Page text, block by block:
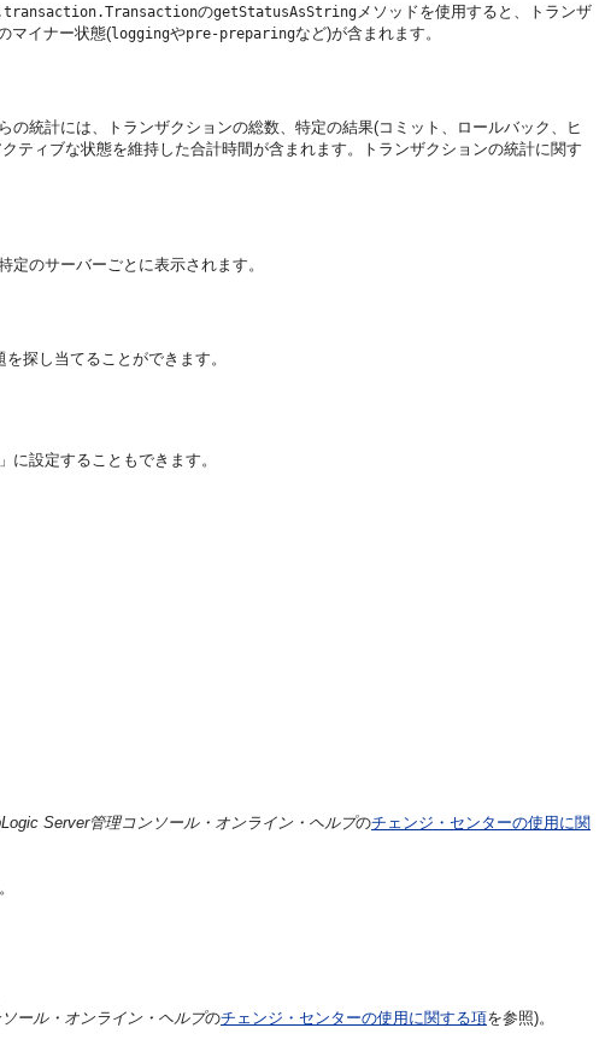
のgetStatusAsString メソッドを使用すると、トランザ
マイナー状態(loggingやpre-preparingなど)が含まれます。
統計には、トランザクションの総数、特定の結果(コミット、ロールバック、ヒ
ティブな状態を維持した合計時間が含まれます。トランザクションの統計に関す
のサーバーごとに表示されます。
探し当てることができます。
に設定することもできます。
Server管理コンソール・オンライン・ヘルプのチェンジ・センターの使用に関
ール・オンライン・ヘルプのチェンジ・センターの使用に関する項を参照)。